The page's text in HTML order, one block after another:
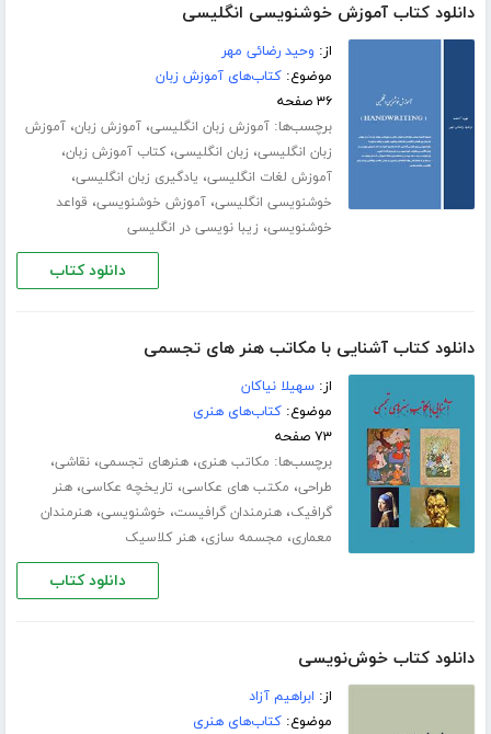
دانلود کتاب آموزش خوشنویسی انگلیسی
از: وحید رضائی مهر
موضوع:کتاب‌های آموزش زبان
۳۶ صفحه
برچسب‌ها:آموزش زبان انگلیسی،آموزش زبان،آموزش
زبان انگلیسی، زبان انگلیسی،کتاب آموزش زبان،
آموزش لغات انگلیسی، یادگیری زبان انگلیسی،
خوشنویسی انگلیسی،آموزش خوشنویسی، قواعد
خوشنویسی، زیبا نویسی در انگلیسی
دانلود کتاب
دانلود کتاب آشنایی با مکاتب هنر های تجسمی
از:سهیلا نیاکان
موضوع:کتاب‌های هنری
۷۳ صفحه
برچسب‌ها: مکاتب هنری،هنرهای تجسمی،نقاشی،
طراحی، مکتب های عکاسی، تاریخچه عکاسی،هنر
گرافیک،هنرمندان گرافیست، خوشنویسی،هنرمندان
معماری، مجسمه سازی،هنر کلاسیک
دانلود کتاب
دانلود کتاب خوش‌نویسی
از: ابراهیم آزاد
موضوع:کتاب‌های هنری